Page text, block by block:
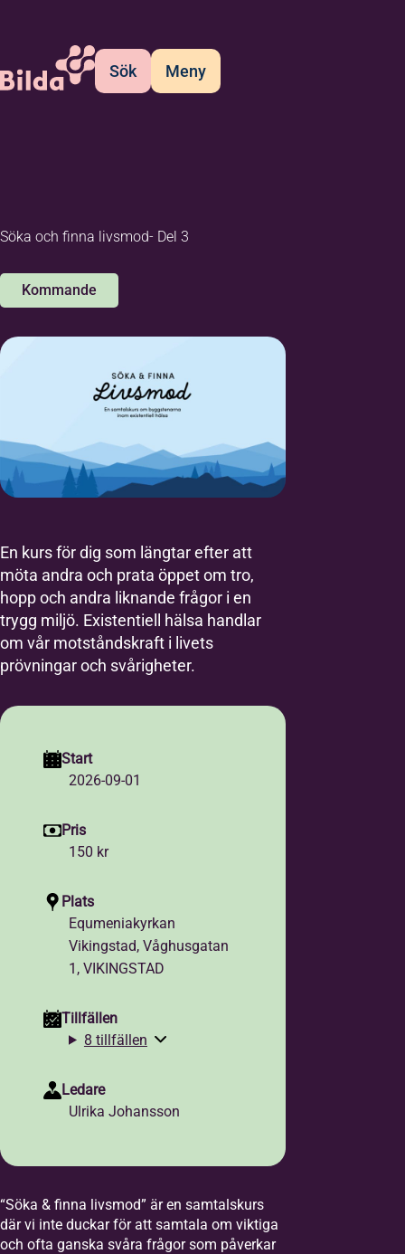
Sök Meny
Söka och finna livsmod- Del 3
Kommande
En kurs för dig som längtar efter att
möta andra och prata öppet om tro,
hopp och andra liknande frågor i en
trygg miljö. Existentiell hälsa handlar
om vår motståndskraft i livets
prövningar och svårigheter.
Start
2026-09-01
Pris
150 kr
Plats
Equmeniakyrkan
Vikingstad, Våghusgatan
1, VIKINGSTAD
Tillfällen
8 tillfällen
Ledare
Ulrika Johansson
“Söka & finna livsmod” är en samtalskurs
där vi inte duckar för att samtala om viktiga
och ofta ganska svåra frågor som påverkar